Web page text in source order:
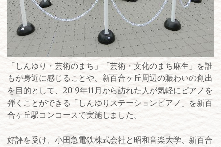
「しんゆり・芸術のまち」「芸術・文化のまち麻生」を誰
もが身近に感じることや、新百合ヶ丘周辺の賑わいの創出
を目的として、2019年11月から訪れた人が気軽にピアノを
弾くことができる「しんゆりステーションピアノ」を新百
合ヶ丘駅コンコースで実施しました。
好評を受け、小田急電鉄株式会社と昭和音楽大学、新百合